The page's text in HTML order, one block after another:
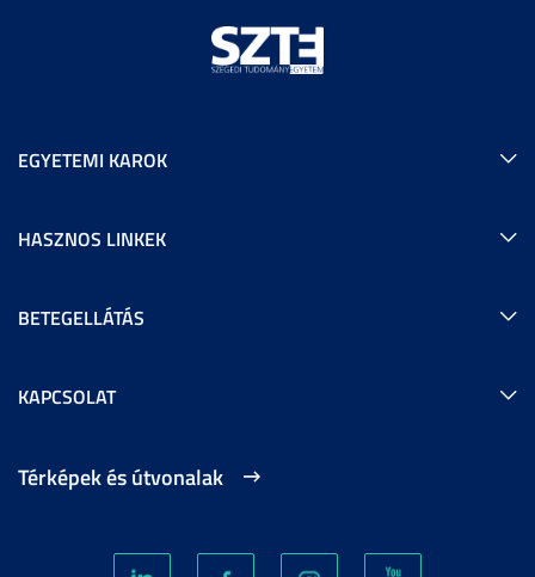
EGYETEMI KAROK
HASZNOS LINKEK
BETEGELLÁTÁS
KAPCSOLAT
Térképek és útvonalak